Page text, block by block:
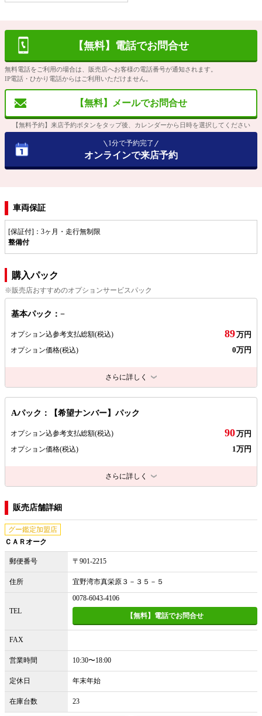
【無料】電話でお問合せ
無料電話をご利用の場合は、販売店へお客様の電話番号が通知されます。
IP電話・ひかり電話からはご利用いただけません。
【無料】メールでお問合せ
【無料予約】来店予約ボタンをタップ後、カレンダーから日時を選択してください
1分で予約完了
オンラインで来店予約
車両保証
[保証付]：3ヶ月・走行無制限
整備付
購入パック
※販売店おすすめのオプションサービスパック
基本パック：−
オプション込参考支払総額(税込) 89万円
オプション価格(税込) 0万円
さらに詳しく
Aパック：【希望ナンバー】パック
オプション込参考支払総額(税込) 90万円
オプション価格(税込) 1万円
さらに詳しく
販売店舗詳細
グー鑑定加盟店
ＣＡＲオーク
郵便番号 〒901-2215
住所 宜野湾市真栄原３－３５－５
TEL
0078-6043-4106
【無料】電話でお問合せ
FAX
営業時間 10:30〜18:00
定休日 年末年始
在庫台数 23